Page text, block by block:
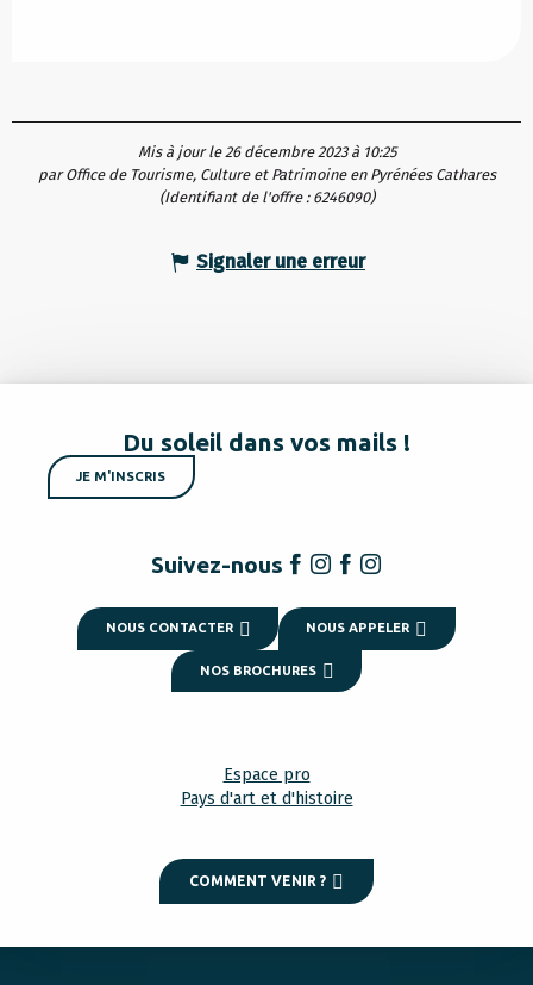
Mis à jour le 26 décembre 2023 à 10:25
par Office de Tourisme, Culture et Patrimoine en Pyrénées Cathares
(Identifiant de l'offre : 6246090)
Signaler une erreur
Du soleil dans vos mails !
JE M'INSCRIS
Suivez-nous
NOUS CONTACTER NOUS APPELER
NOS BROCHURES
Espace pro
Pays d'art et d'histoire
COMMENT VENIR ?